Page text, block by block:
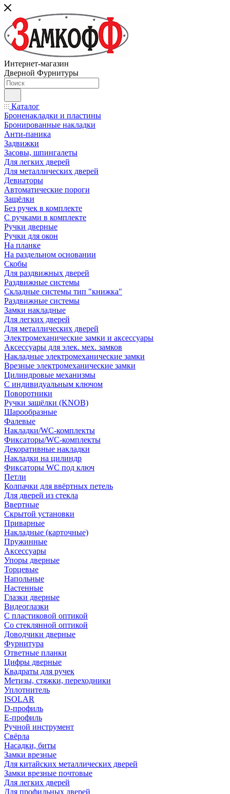
Интернет-магазин
Дверной Фурнитуры
Каталог
Броненакладки и пластины
Бронированные накладки
Анти-паника
Задвижки
Засовы, шпингалеты
Для легких дверей
Для металлических дверей
Девиаторы
Автоматические пороги
Защёлки
Без ручек в комплекте
С ручками в комплекте
Ручки дверные
Ручки для окон
На планке
На раздельном основании
Скобы
Для раздвижных дверей
Раздвижные системы
Складные системы тип "книжка"
Раздвижные системы
Замки накладные
Для легких дверей
Для металлических дверей
Электромеханические замки и аксессуары
Аксессуары для элек. мех. замков
Накладные электромеханические замки
Врезные электромеханические замки
Цилиндровые механизмы
С индивидуальным ключом
Поворотники
Ручки защёлки (KNOB)
Шарообразные
Фалевые
Накладки/WC-комплекты
Фиксаторы/WC-комплекты
Декоративные накладки
Накладки на цилиндр
Фиксаторы WC под ключ
Петли
Колпачки для ввёртных петель
Для дверей из стекла
Ввертные
Скрытой установки
Приварные
Накладные (карточные)
Пружинные
Аксессуары
Упоры дверные
Торцевые
Напольные
Настенные
Глазки дверные
Видеоглазки
С пластиковой оптикой
Со стеклянной оптикой
Доводчики дверные
Фурнитура
Ответные планки
Цифры дверные
Квадраты для ручек
Метизы, стяжки, переходники
Уплотнитель
ISOLAR
D-профиль
Е-профиль
Ручной инструмент
Свёрла
Насадки, биты
Замки врезные
Для китайских металлических дверей
Замки врезные почтовые
Для легких дверей
Для профильных дверей